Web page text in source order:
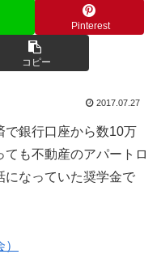
Pinterest
コピー
2017.07.27
で銀行口座から数10万
も不動産のアパートロ
になっていた奨学金で